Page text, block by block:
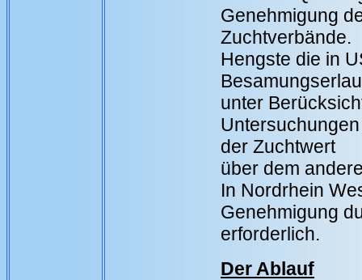
Genehmigung
Zuchtverbände.
Hengste die in
unter
der Zuchtwert
über dem
In Nordrhein
Genehmigung
erforderlich.
Der Ablauf